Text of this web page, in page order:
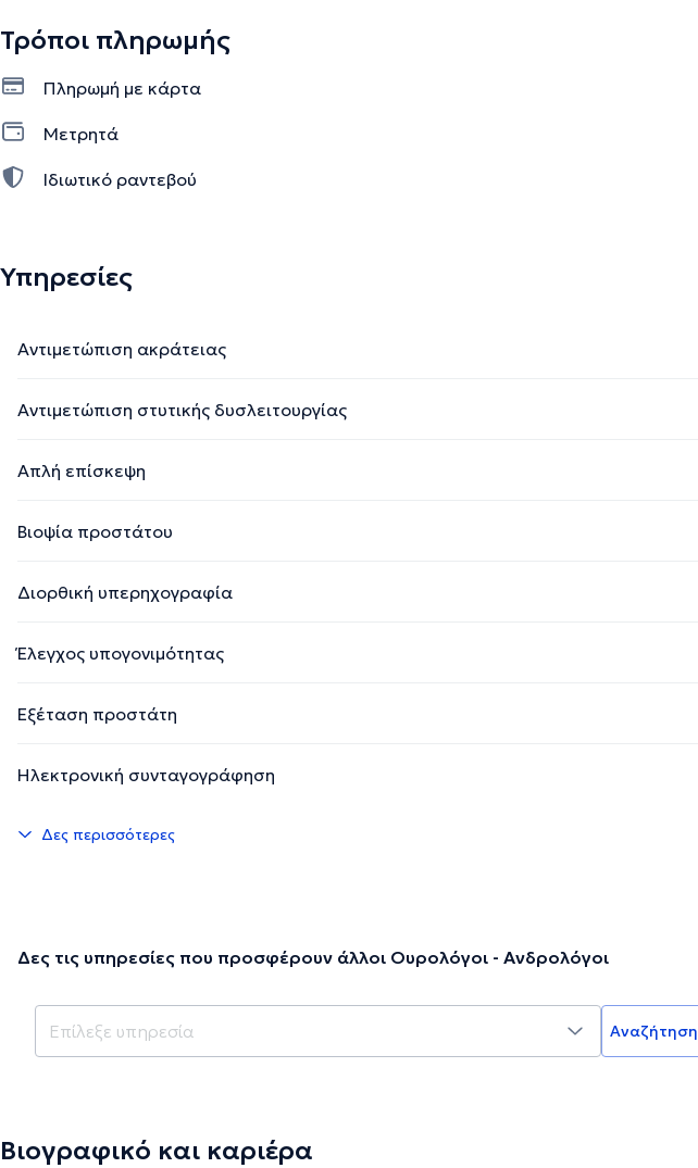
Τρόποι πληρωμής
Πληρωμή με κάρτα
Μετρητά
Ιδιωτικό ραντεβού
Υπηρεσίες
Αντιμετώπιση ακράτειας
Αντιμετώπιση στυτικής δυσλειτουργίας
Απλή επίσκεψη
Βιοψία προστάτου
Διορθική υπερηχογραφία
Έλεγχος υπογονιμότητας
Εξέταση προστάτη
Ηλεκτρονική συνταγογράφηση
Δες περισσότερες
Δες τις υπηρεσίες που προσφέρουν άλλοι Ουρολόγοι - Ανδρολόγοι
Αναζήτηση
Βιογραφικό και καριέρα